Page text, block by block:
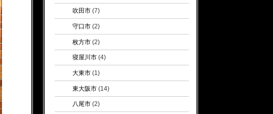
吹田市(7)
守口市(2)
枚方市(2)
寝屋川市(4)
大東市(1)
東大阪市(14)
八尾市(2)